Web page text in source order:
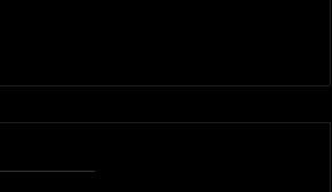
Rupture papier
Suite à des ruptures de papiers,